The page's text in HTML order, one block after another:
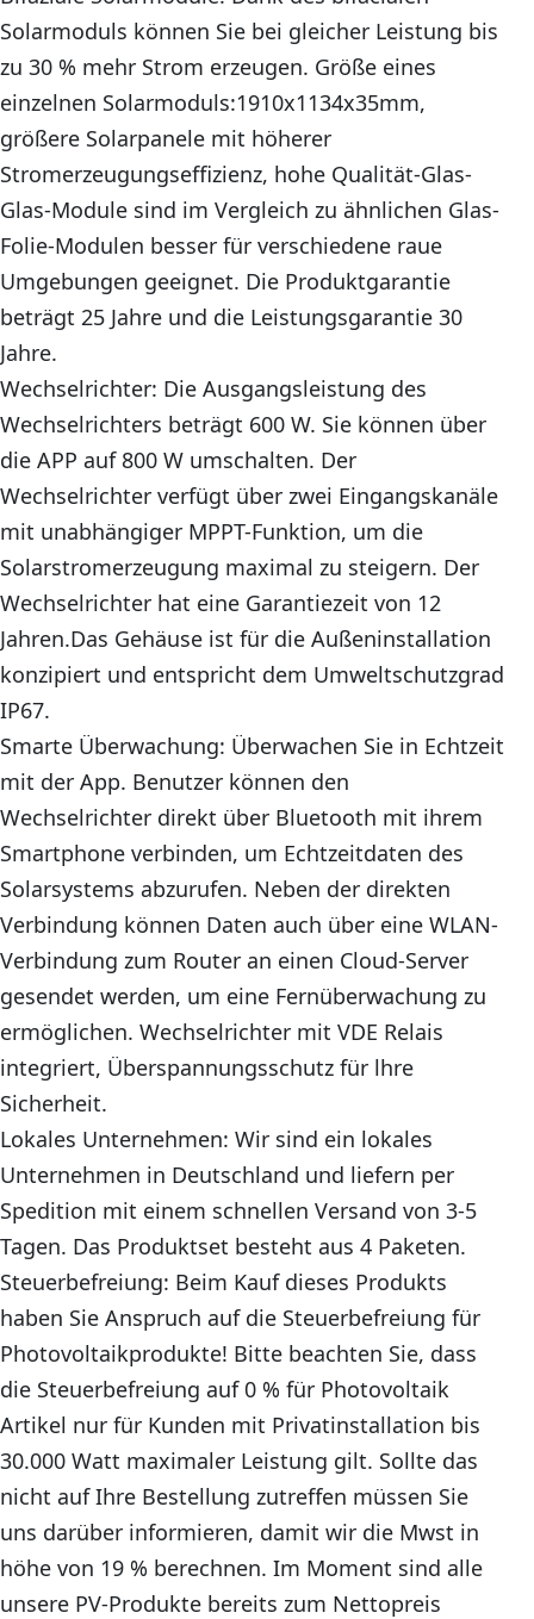
Solarmoduls können Sie bei gleicher Leistung bis
zu 30 % mehr Strom erzeugen. Größe eines
einzelnen Solarmoduls:1910x1134x35mm,
größere Solarpanele mit höherer
Stromerzeugungseffizienz, hohe Qualität-Glas-
Glas-Module sind im Vergleich zu ähnlichen Glas-
Folie-Modulen besser für verschiedene raue
Umgebungen geeignet. Die Produktgarantie
beträgt 25 Jahre und die Leistungsgarantie 30
Jahre.
Wechselrichter: Die Ausgangsleistung des
Wechselrichters beträgt 600 W. Sie können über
die APP auf 800 W umschalten. Der
Wechselrichter verfügt über zwei Eingangskanäle
mit unabhängiger MPPT-Funktion, um die
Solarstromerzeugung maximal zu steigern. Der
Wechselrichter hat eine Garantiezeit von 12
Jahren.Das Gehäuse ist für die Außeninstallation
konzipiert und entspricht dem Umweltschutzgrad
IP67.
Smarte Überwachung: Überwachen Sie in Echtzeit
mit der App. Benutzer können den
Wechselrichter direkt über Bluetooth mit ihrem
Smartphone verbinden, um Echtzeitdaten des
Solarsystems abzurufen. Neben der direkten
Verbindung können Daten auch über eine WLAN-
Verbindung zum Router an einen Cloud-Server
gesendet werden, um eine Fernüberwachung zu
ermöglichen. Wechselrichter mit VDE Relais
integriert, Überspannungsschutz für lhre
Sicherheit.
Lokales Unternehmen: Wir sind ein lokales
Unternehmen in Deutschland und liefern per
Spedition mit einem schnellen Versand von 3-5
Tagen. Das Produktset besteht aus 4 Paketen.
Steuerbefreiung: Beim Kauf dieses Produkts
haben Sie Anspruch auf die Steuerbefreiung für
Photovoltaikprodukte! Bitte beachten Sie, dass
die Steuerbefreiung auf 0 % für Photovoltaik
Artikel nur für Kunden mit Privatinstallation bis
30.000 Watt maximaler Leistung gilt. Sollte das
nicht auf Ihre Bestellung zutreffen müssen Sie
uns darüber informieren, damit wir die Mwst in
höhe von 19 % berechnen. Im Moment sind alle
unsere PV-Produkte bereits zum Nettopreis